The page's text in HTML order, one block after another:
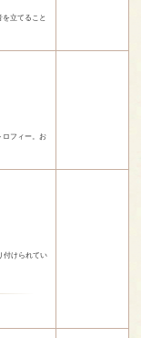
立てること
ロフィー。お
付けられてい